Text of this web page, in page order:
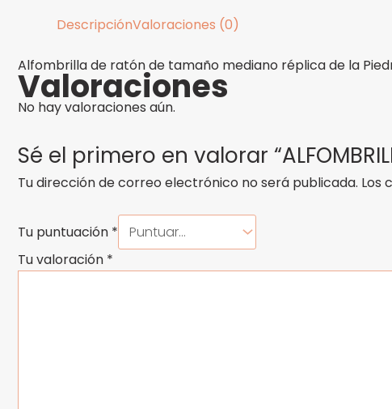
DescripciónValoraciones (0)
Alfombrilla de ratón de tamaño mediano réplica de la
Valoraciones
No hay valoraciones aún.
Sé el primero en valorar
Tu dirección de correo electrónico no será publicada. Los
Tu puntuación *
Tu valoración *